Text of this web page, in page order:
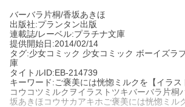
バーバラ片桐/香坂あきほ
出版社:プランタン出版
連載誌/レーベル:プラチナ文庫
提供開始日:2014/02/14
タグ:少女コミック 少女コミック ボーイズラ
庫
タイトルID:EB-214739
キーワード:ご褒美には恍惚ミルクを【イラス
コウコツミルクヲイラストツキバーバラ片桐
坂あきほコウサカアキホご褒美には恍惚ミル